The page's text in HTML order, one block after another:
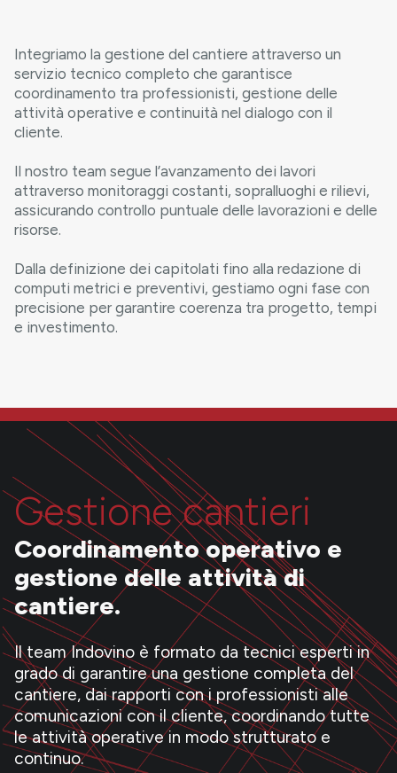
Integriamo la gestione del cantiere attraverso un
servizio tecnico completo che garantisce
coordinamento tra professionisti, gestione delle
attività operative e continuità nel dialogo con il
cliente.
Il nostro team segue l’avanzamento dei lavori
attraverso monitoraggi costanti, sopralluoghi e rilievi,
assicurando controllo puntuale delle lavorazioni e delle
risorse.
Dalla definizione dei capitolati fino alla redazione di
computi metrici e preventivi, gestiamo ogni fase con
precisione per garantire coerenza tra progetto, tempi
Gestione cantieri
Coordinamento operativo e
gestione delle attività di
cantiere.
Il team Indovino è formato da tecnici esperti in
grado di garantire una gestione completa del
cantiere, dai rapporti con i professionisti alle
comunicazioni con il cliente, coordinando tutte
le attività operative in modo strutturato e
continuo.